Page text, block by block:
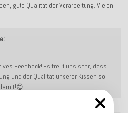
gute Qualität der Verarbeitung. Vielen
Feedback! Es freut uns sehr, dass
und der Qualität unserer Kissen so